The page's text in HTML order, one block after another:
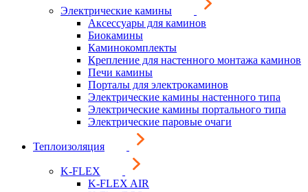
Электрические камины
Аксессуары для каминов
Биокамины
Каминокомплекты
Крепление для настенного монтажа каминов
Печи камины
Порталы для электрокаминов
Электрические камины настенного типа
Электрические камины портального типа
Электрические паровые очаги
Теплоизоляция
K-FLEX
K-FLEX AIR